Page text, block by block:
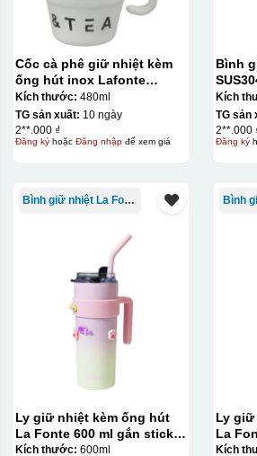
Cốc cà phê giữ nhiệt kèm
ống hút inox Lafonte
480ML – 012782
Kích thước: 480ml
TG sản xuất: 10 ngày
2**.000 ₫
Đăng kýhoặc Đăng nhậpđể xem giá
Bình
SUS304 La Fonte –
Kích
TG sản
2**.000
Đăng ký
Bình giữ nhiệt La Fonte
Ly giữ nhiệt kèm ống hút
La Fonte 600 ml gắn sticker
– 012294
Kích thước: 600ml
Ly
La
Kích